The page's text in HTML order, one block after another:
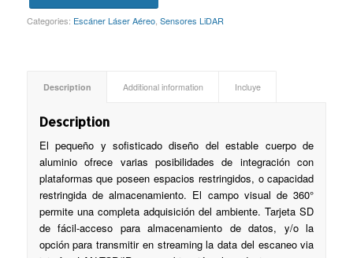
Categories: Escáner Láser Aéreo, Sensores LiDAR
Description Additional information Incluye
Description
El pequeño y sofisticado diseño del estable cuerpo de
aluminio ofrece varias posibilidades de integración con
plataformas que poseen espacios restringidos, o capacidad
restringida de almacenamiento. El campo visual de 360°
permite una completa adquisición del ambiente. Tarjeta SD
de fácil-acceso para almacenamiento de datos, y/o la
opción para transmitir en streaming la data del escaneo via